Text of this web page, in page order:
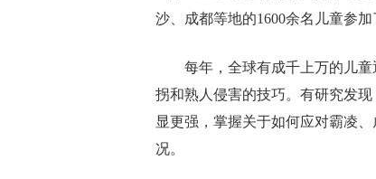
沙、成都等地的1600余名儿童参加
每年，全球有成千上万的儿
拐和熟人侵害的技巧。有研究发
显更强，掌握关于如何应对霸凌
况。